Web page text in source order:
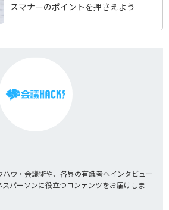
スマナーのポイントを押さえよう
ウ・会議術や、各界の有識者へインタビュー
パーソンに役立つコンテンツをお届けしま